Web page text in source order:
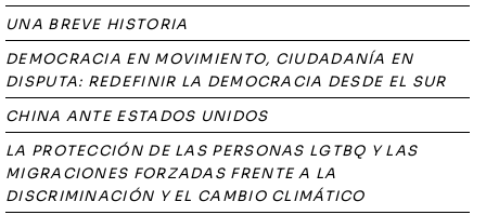
UNA BREVE HISTORIA
DEMOCRACIA EN MOVIMIENTO, CIUDADANÍA EN
DISPUTA: REDEFINIR LA DEMOCRACIA DESDE EL SUR
CHINA ANTE ESTADOS UNIDOS
LA PROTECCIÓN DE LAS PERSONAS LGTBQ Y LAS
MIGRACIONES FORZADAS FRENTE A LA
DISCRIMINACIÓN Y EL CAMBIO CLIMÁTICO